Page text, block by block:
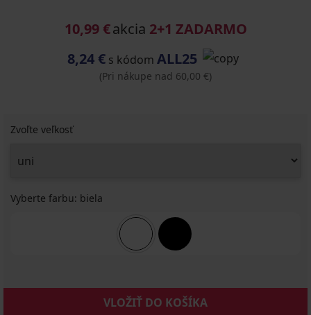
10,99 €akcia 2+1 ZADARMO
8,24 €s kódom ALL25
(Pri nákupe nad 60,00 €)
Zvoľte veľkosť
Vyberte farbu: biela
VLOŽIŤ DO KOŠÍKA